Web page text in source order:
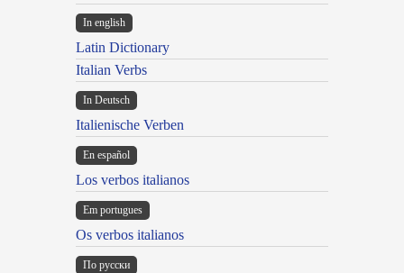
In english
Latin Dictionary
Italian Verbs
In Deutsch
Italienische Verben
En español
Los verbos italianos
Em portugues
Os verbos italianos
По русски